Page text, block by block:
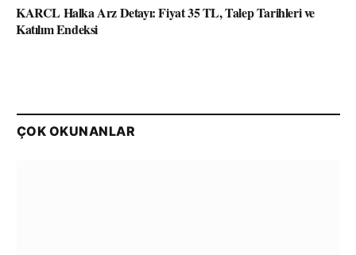
KARCL Halka Arz Detayı: Fiyat 35 TL, Talep Tarihleri ve
Katılım Endeksi
ÇOK OKUNANLAR